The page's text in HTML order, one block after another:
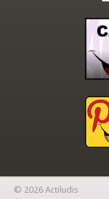
© 2026 Actiludis